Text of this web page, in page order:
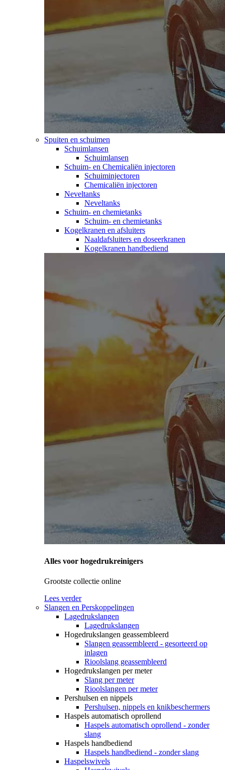
Spuiten en schuimen
Schuimlansen
Schuimlansen
Schuim- en Chemicaliën injectoren
Schuiminjectoren
Chemicaliën injectoren
Neveltanks
Neveltanks
Schuim- en chemietanks
Schuim- en chemietanks
Kogelkranen en afsluiters
Naaldafsluiters en doseerkranen
Kogelkranen handbediend
Alles voor hogedrukreinigers
Grootste collectie online
Lees verder
Slangen en Perskoppelingen
Lagedrukslangen
Lagedrukslangen
Hogedrukslangen geassembleerd
Slangen geassembleerd - gesorteerd op
inlagen
Rioolslang geassembleerd
Hogedrukslangen per meter
Slang per meter
Rioolslangen per meter
Pershulsen en nippels
Pershulsen, nippels en knikbeschermers
Haspels automatisch oprollend
Haspels automatisch oprollend - zonder
slang
Haspels handbediend
Haspels handbediend - zonder slang
Haspelswivels